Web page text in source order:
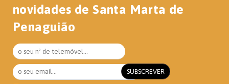
novidades de Santa Marta de
Penaguião